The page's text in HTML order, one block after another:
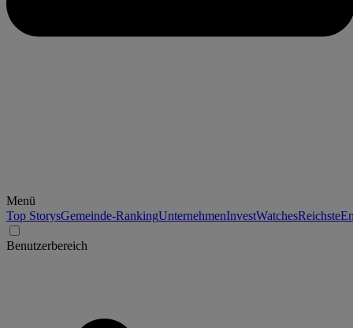
Menü
Top StorysGemeinde-RankingUnternehmenInvestWatchesReichste
Benutzerbereich